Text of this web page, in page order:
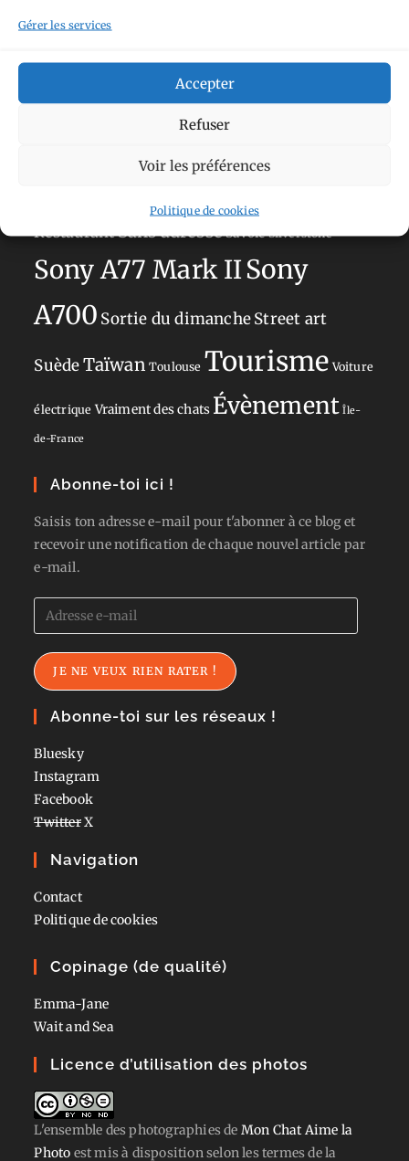
Gérer les services
Accepter
Refuser
Voir les préférences
Politique de cookies
Anti tourisme
Hébergement
La Défense Normandie
Olympus OM-D E-M5
RestaurantSans adresseSavoie Silverstone
Sony A77 Mark IISony
A700 Sortie du dimancheStreet art
SuèdeTaïwan Toulouse Tourisme Voiture
électrique Vraiment des chats Évènement Île-
de-France
Abonne-toi ici !
Saisis ton adresse e-mail pour t'abonner à ce blog et
recevoir une notification de chaque nouvel article par
e-mail.
Adresse
e-
mail
JE NE VEUX RIEN RATER !
Abonne-toi sur les réseaux !
Bluesky
Instagram
Facebook
TwitterX
Navigation
Contact
Politique de cookies
Copinage (de qualité)
Emma-Jane
Wait and Sea
Licence d’utilisation des photos
L'ensemble des photographiesde Mon Chat Aime la
Photo est mis à disposition selon les termes de la